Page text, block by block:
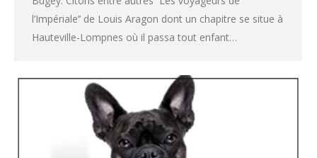
l’Impériale’’ de Louis Aragon dont un chapitre se situe à
Hauteville-Lompnes où il passa tout enfant…